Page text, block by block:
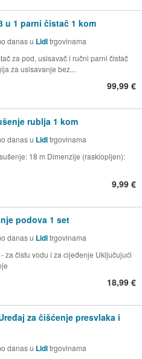
u 1 parni čistač 1 kom
danas u Lidltrgovinama
za pod, usisavač i ručni parni čistač
za usisavanje bez...
99,99 €
rublja 1 kom
danas u Lidltrgovinama
18 m Dimenzije (rasklopljen):
9,99 €
podova 1 set
danas u Lidltrgovinama
za čistu vodu i za cijeđenje Uključujući
18,99 €
za čišćenje presvlaka i
danas u Lidltrgovinama